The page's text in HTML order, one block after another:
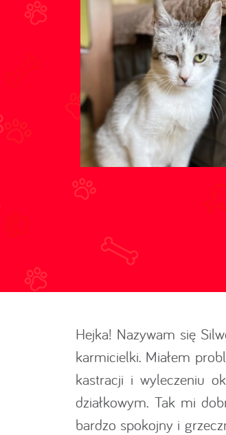
Hejka! Nazywam się
karmicielki. Miałem
kastracji i wyleczeniu
działkowym. Tak mi
bardzo spokojny i